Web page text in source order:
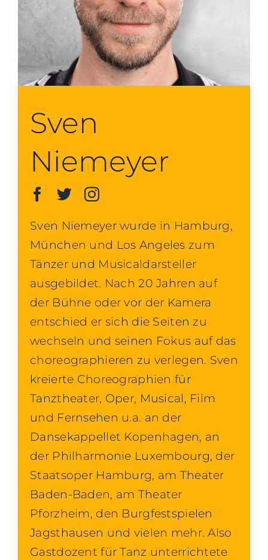
Sven
Niemeyer
Sven Niemeyer wurde in Hamburg,
München und Los Angeles zum
Tänzer und Musicaldarsteller
ausgebildet. Nach 20 Jahren auf
der Bühne oder vor der Kamera
entschied er sich die Seiten zu
wechseln und seinen Fokus auf das
choreographieren zu verlegen. Sven
kreierte Choreographien für
Tanztheater, Oper, Musical, Film
und Fernsehen u.a. an der
Dansekappellet Kopenhagen, an
der Philharmonie Luxembourg, der
Staatsoper Hamburg, am Theater
Baden-Baden, am Theater
Pforzheim, den Burgfestspielen
Jagsthausen und vielen mehr. Also
Gastdozent für Tanz unterrichtete